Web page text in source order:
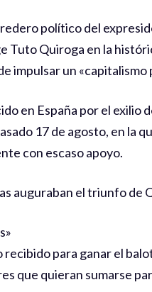
político del
Tuto Quiroga en la
impulsar un «capitalismo
en España por el exilio
17 de agosto, en la
con escaso apoyo.
auguraban el triunfo de
para ganar el
que quieran sumarse